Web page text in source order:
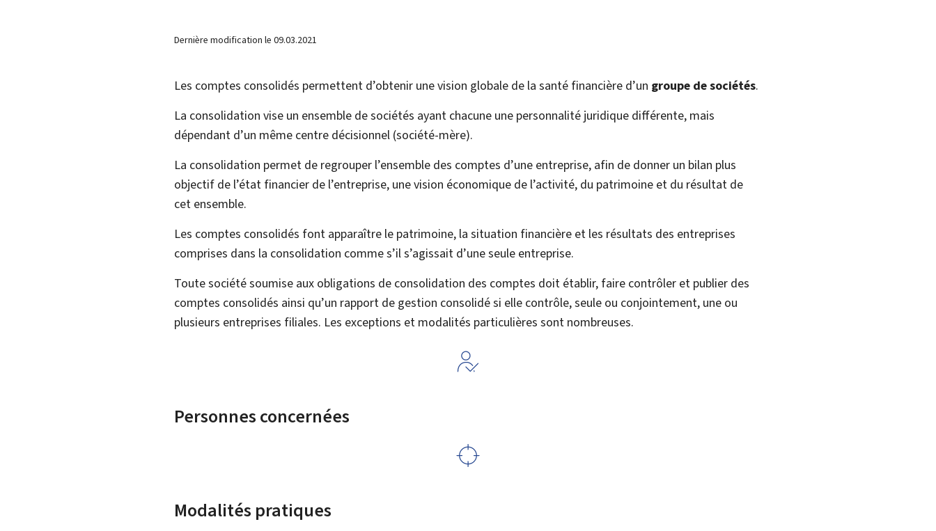
Dernière modification le 09.03.2021
Les comptes consolidés permettent d’obtenir une vision globale de la santé financière d’un groupe de sociétés.
La consolidation vise un ensemble de sociétés ayant chacune une personnalité juridique différente, mais
dépendant d’un même centre décisionnel (société-mère).
La consolidation permet de regrouper l’ensemble des comptes d’une entreprise, afin de donner un bilan plus
objectif de l’état financier de l’entreprise, une vision économique de l’activité, du patrimoine et du résultat de
cet ensemble.
Les comptes consolidés font apparaître le patrimoine, la situation financière et les résultats des entreprises
comprises dans la consolidation comme s’il s’agissait d’une seule entreprise.
Toute société soumise aux obligations de consolidation des comptes doit établir, faire contrôler et publier des
comptes consolidés ainsi qu’un rapport de gestion consolidé si elle contrôle, seule ou conjointement, une ou
plusieurs entreprises filiales. Les exceptions et modalités particulières sont nombreuses.
Personnes concernées
Modalités pratiques